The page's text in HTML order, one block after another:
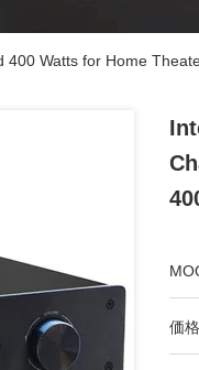
400 Watts for Home
価